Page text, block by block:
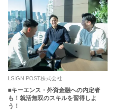
LSIGN POST株式会社
■キーエンス・外資金融への内定者
も！就活無双のスキルを習得しよ
う！